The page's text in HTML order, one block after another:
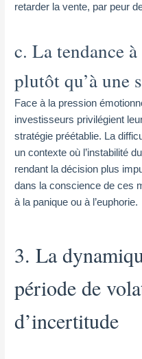
retarder la vente, par peur
c. La tendance
plutôt qu’à une
Face à la pression
investisseurs privilégient
stratégie préétablie. La
un contexte où l’instabilité
rendant la décision plus
dans la conscience de ces
à la panique ou à l’euphorie.
3. La
période de
d’incertitude